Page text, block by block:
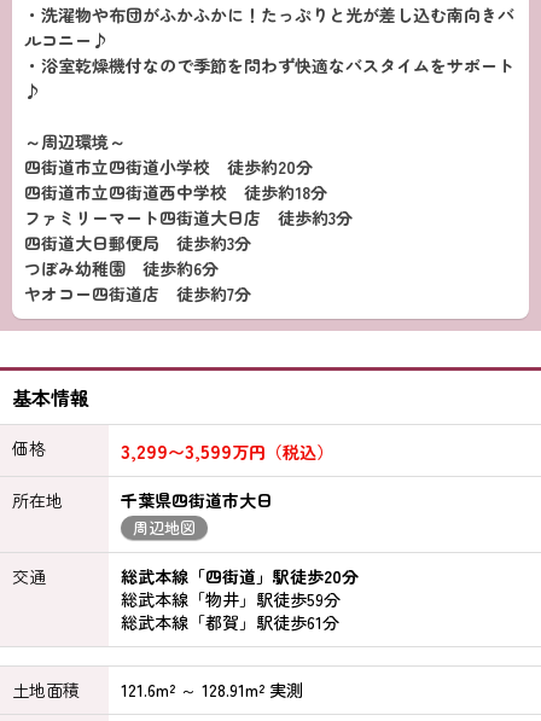
・洗濯物や布団がふかふかに！たっぷりと光が差し込む南向きバ
ルコニー♪
・浴室乾燥機付なので季節を問わず快適なバスタイムをサポート
♪
～周辺環境～
四街道市立四街道小学校 徒歩約20分
四街道市立四街道西中学校 徒歩約18分
ファミリーマート四街道大日店 徒歩約3分
四街道大日郵便局 徒歩約3分
つぼみ幼稚園 徒歩約6分
ヤオコー四街道店 徒歩約7分
基本情報
価格 3,299〜3,599万円（税込）
所在地
千葉県四街道市大日
周辺地図
交通
総武本線「四街道」駅徒歩20分
総武本線「物井」駅徒歩59分
総武本線「都賀」駅徒歩61分
土地面積
121.6m² ～ 128.91m² 実測